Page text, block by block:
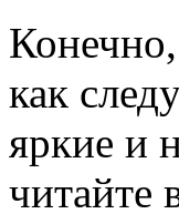
как
яркие и
читайте